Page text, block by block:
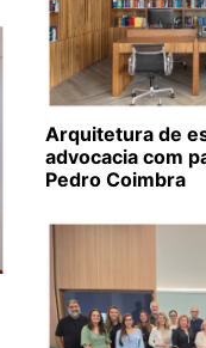
Arquitetura de
advocacia com
Pedro Coimbra